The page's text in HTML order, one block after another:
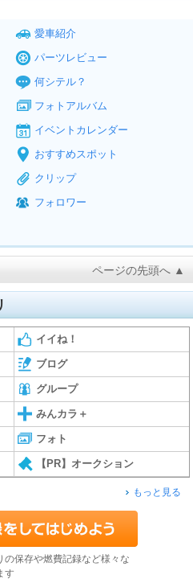
愛車紹介
パーツレビュー
何シテル？
フォトアルバム
イベントカレンダー
おすすめスポット
クリップ
フォロワー
ページの先頭へ ▲
イイね！
ブログ
グループ
みんカラ＋
フォト
【PR】オークション
もっと見る
の保存や燃費記録など様々な
す